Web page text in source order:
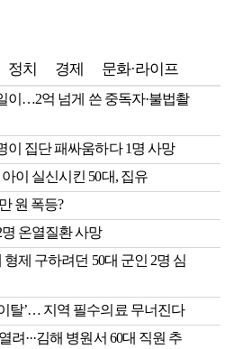
정치 경제 문화·라이프
이…2억 넘게 쓴 중독자·불법촬
이 집단 패싸움하다 1명 사망
이 실신시킨 50대, 집유
원 폭등?
온열질환 사망
형제 구하려던 50대 군인 2명 심
탈’… 지역 필수의료 무너진다
려···김해 병원서 60대 직원 추